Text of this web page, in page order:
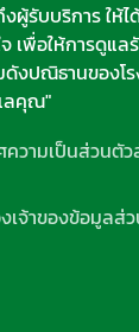
ผู้รับบริการ ให้
เพื่อให้การดูแ
งปณิธานของโ
ลคุณ"
วามเป็นส่วนตัว
เจ้าของข้อมูลส่